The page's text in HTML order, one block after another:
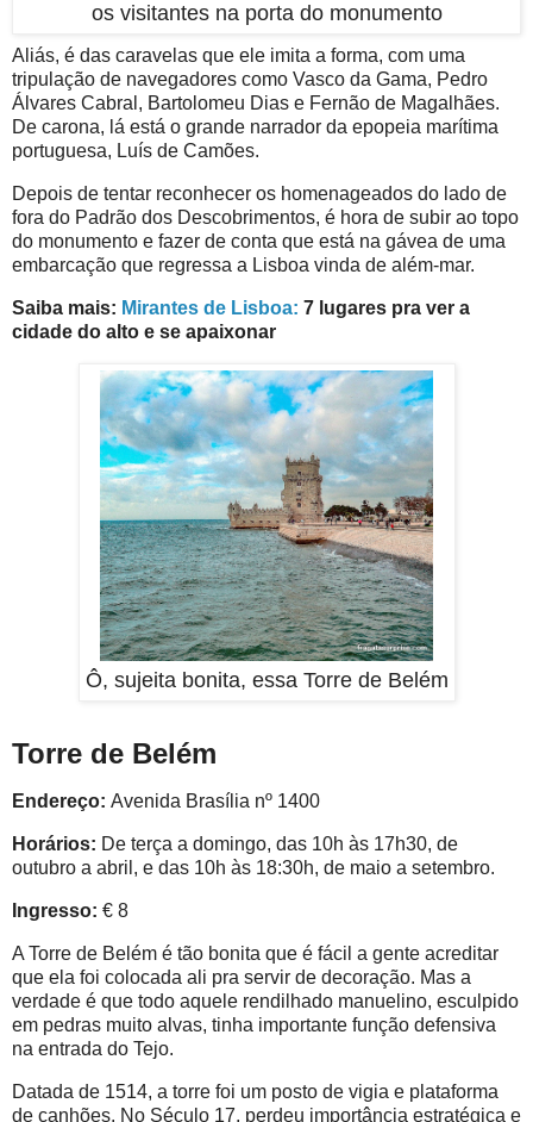
os visitantes na porta do monumento
Aliás, é das caravelas que ele imita a forma, com uma
tripulação de navegadores como Vasco da Gama, Pedro
Álvares Cabral, Bartolomeu Dias e Fernão de Magalhães.
De carona, lá está o grande narrador da epopeia marítima
portuguesa, Luís de Camões.
Depois de tentar reconhecer os homenageados do lado de
fora do Padrão dos Descobrimentos, é hora de subir ao topo
do monumento e fazer de conta que está na gávea de uma
embarcação que regressa a Lisboa vinda de além-mar.
Saiba mais: Mirantes de Lisboa: 7 lugares pra ver a
cidade do alto e se apaixonar
Ô, sujeita bonita, essa Torre de Belém
Torre de Belém
Endereço: Avenida Brasília nº 1400
Horários: De terça a domingo, das 10h às 17h30, de
outubro a abril, e das 10h às 18:30h, de maio a setembro.
Ingresso: € 8
A Torre de Belém é tão bonita que é fácil a gente acreditar
que ela foi colocada ali pra servir de decoração. Mas a
verdade é que todo aquele rendilhado manuelino, esculpido
em pedras muito alvas, tinha importante função defensiva
na entrada do Tejo.
Datada de 1514, a torre foi um posto de vigia e plataforma
de canhões. No Século 17, perdeu importância estratégica e